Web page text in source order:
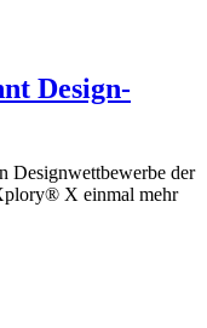
Design-
Designwettbewerbe der
X einmal mehr